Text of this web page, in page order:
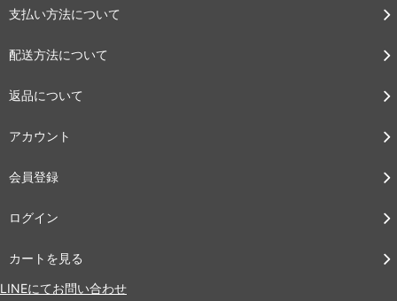
支払い方法について
配送方法について
返品について
アカウント
会員登録
ログイン
カートを見る
LINEにてお問い合わせ